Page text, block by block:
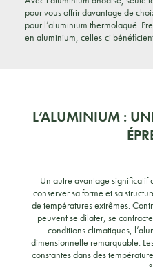
pour vous offrir davantage de
pour l’aluminium thermolaqué.
en aluminium, celles-ci
L’ALUMINIUM :
Un autre avantage significatif
conserver sa forme et sa
de températures extrêmes.
peuvent se dilater, se
conditions climatiques,
dimensionnelle remarquable.
constantes dans des